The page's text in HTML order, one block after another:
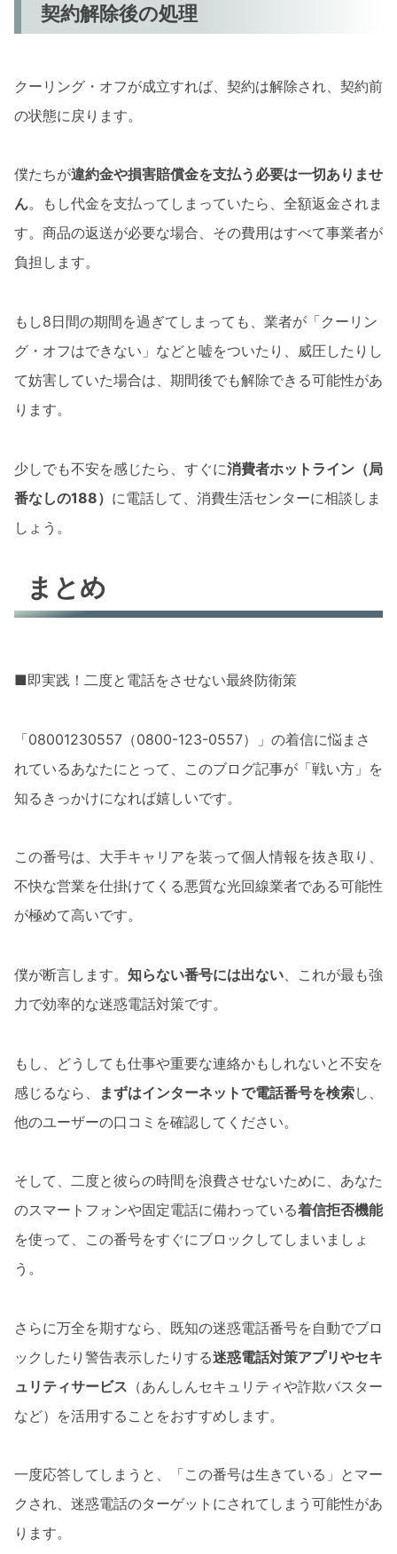
契約解除後の処理
クーリング・オフが成立すれば、契約は解除され、契約前
の状態に戻ります。
僕たちが違約金や損害賠償金を支払う必要は一切ありませ
ん。もし代金を支払ってしまっていたら、全額返金されま
す。商品の返送が必要な場合、その費用はすべて事業者が
負担します。
もし8日間の期間を過ぎてしまっても、業者が「クーリン
グ・オフはできない」などと嘘をついたり、威圧したりし
て妨害していた場合は、期間後でも解除できる可能性があ
ります。
少しでも不安を感じたら、すぐに消費者ホットライン（局
番なしの188） に電話して、消費生活センターに相談しま
しょう。
まとめ
■即実践！二度と電話をさせない最終防衛策
「08001230557（0800-123-0557）」の着信に悩まさ
れているあなたにとって、このブログ記事が「戦い方」を
知るきっかけになれば嬉しいです。
この番号は、大手キャリアを装って個人情報を抜き取り、
不快な営業を仕掛けてくる悪質な光回線業者である可能性
が極めて高いです。
僕が断言します。 知らない番号には出ない 、これが最も強
力で効率的な迷惑電話対策です。
もし、どうしても仕事や重要な連絡かもしれないと不安を
感じるなら、
まずはインターネットで電話番号を検索し、
他のユーザーの口コミを確認してください。
そして、二度と彼らの時間を浪費させないために、あなた
のスマートフォンや固定電話に備わっている着信拒否機能
を使って、この番号をすぐにブロックしてしまいましょ
う。
さらに万全を期すなら、既知の迷惑電話番号を自動でブロ
ックしたり警告表示したりする迷惑電話対策アプリやセキ
ュリティサービス （あんしんセキュリティや詐欺バスター
など）を活用することをおすすめします。
一度応答してしまうと、「この番号は生きている」とマー
クされ、迷惑電話のターゲットにされてしまう可能性があ
ります。